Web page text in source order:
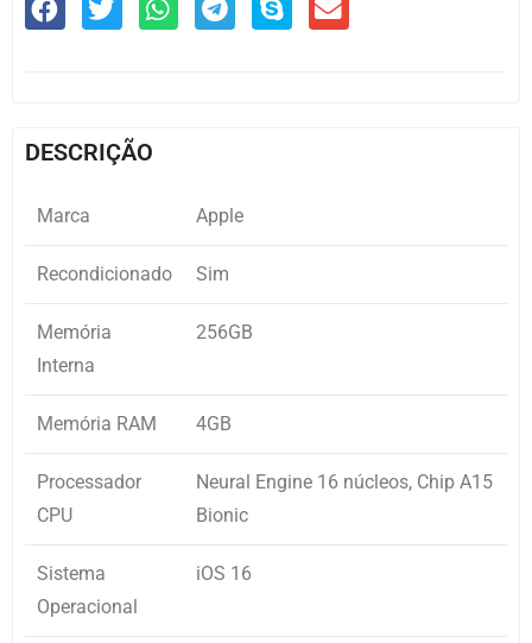
DESCRIÇÃO
Marca Apple
Recondicionado Sim
Memória
Interna
256GB
Memória RAM 4GB
Processador
CPU
Neural Engine 16 núcleos, Chip A15
Bionic
Sistema
Operacional
iOS 16